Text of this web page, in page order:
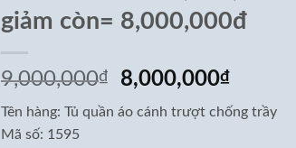
giảm còn= 8,000,000đ
9,000,000₫
Giá
là:
8,000,000₫Giá
hiện
tại
Tên hàng: Tủ quần áo cánh trượt chống trầy
Mã số: 1595